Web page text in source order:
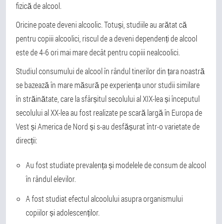
fizică de alcool.
Oricine poate deveni alcoolic. Totuși, studiile au arătat că
pentru copiii alcoolici, riscul de a deveni dependenți de alcool
este de 4-6 ori mai mare decât pentru copiii nealcoolici.
Studiul consumului de alcool în rândul tinerilor din țara noastră
se bazează în mare măsură pe experiența unor studii similare
în străinătate, care la sfârșitul secolului al XIX-lea și începutul
secolului al XX-lea au fost realizate pe scară largă în Europa de
Vest și America de Nord și s-au desfășurat într-o varietate de
direcții:
Au fost studiate prevalența și modelele de consum de alcool
în rândul elevilor.
A fost studiat efectul alcoolului asupra organismului
copiilor și adolescenților.